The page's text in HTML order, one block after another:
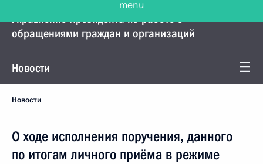
Управление Президента по работе с
обращениями граждан и организаций
Новости
Новости
О ходе исполнения поручения, данного
по итогам личного приёма в режиме